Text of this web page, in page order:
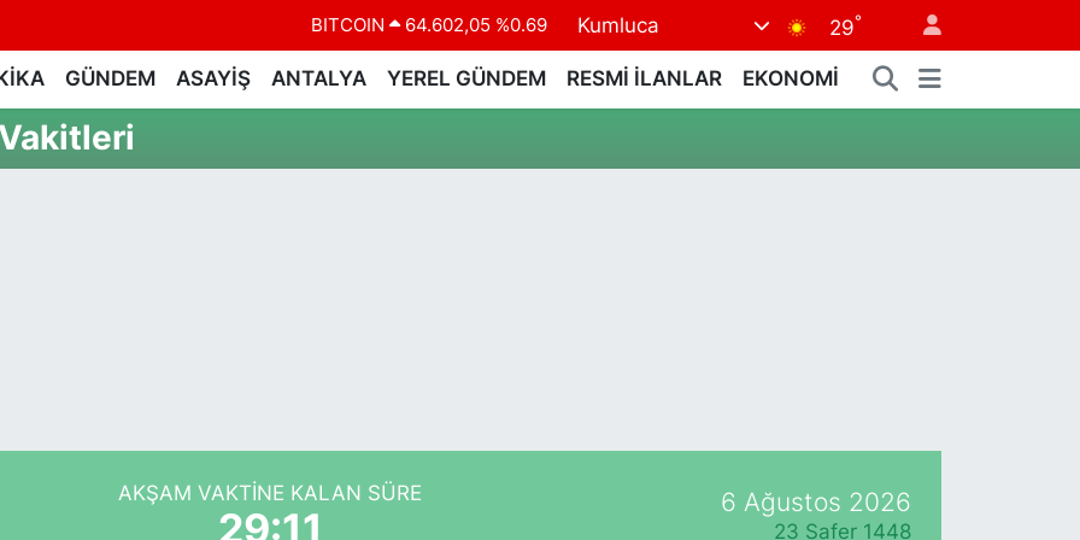
BITCOIN 64.602,05 %0.69
DOLAR
47,6006 %0.06
EURO
55,0250 %0.02
Kumluca 29°
GÜNDEM ASAYİŞ ANTALYA YEREL GÜNDEM RESMİ İLANLAR EKONOMİ
AKŞAM VAKTINE KALAN SÜRE
29:11
6 Ağustos 2026
23 Safer 1448